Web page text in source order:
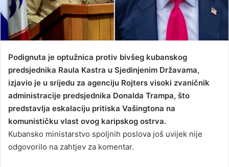
i
l
Podignuta je optužnica protiv bivšeg kubanskog
predsjednika Raula Kastra u Sjedinjenim Državama,
izjavio je u srijedu za agenciju Rojters visoki zvaničnik
administracije predsjednika Donalda Trampa, što
predstavlja eskalaciju pritiska Vašingtona na
komunističku vlast ovog karipskog ostrva.
Kubansko ministarstvo spoljnih poslova još uvijek nije
odgovorilo na zahtjev za komentar.